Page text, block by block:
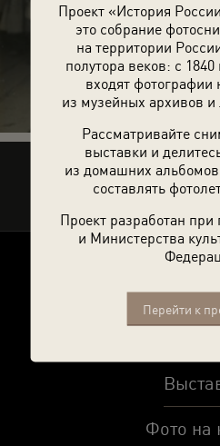
Проект «История
это собрание
на территории
полутора веков: с
входят
из музейных архивов и
Рассматривайте
выставки и
из домашних
составлять
Проект разработан
и Министерства
Перейти к
74
О
Фото на